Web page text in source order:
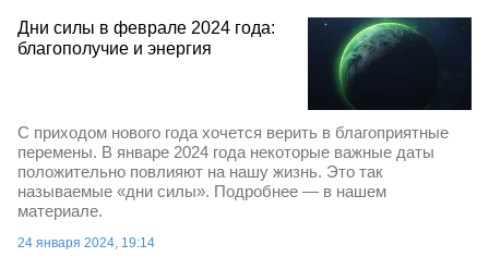
Дни силы в феврале 2024 года:
благополучие и энергия
С приходом нового года хочется верить в благоприятные
перемены. В январе 2024 года некоторые важные даты
положительно повлияют на нашу жизнь. Это так
называемые «дни силы». Подробнее — в нашем
материале.
24 января 2024, 19:14